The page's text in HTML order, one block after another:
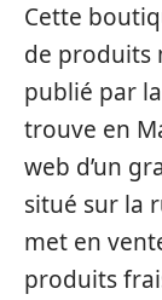
Cette
de produits
publié par
trouve en
web d’un
situé sur la
met en
produits